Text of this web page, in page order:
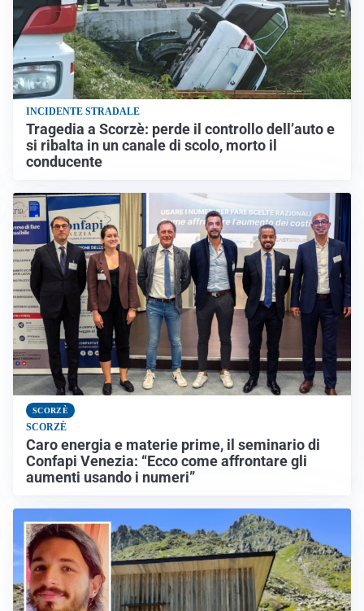
INCIDENTE STRADALE
Tragedia a Scorzè: perde il controllo dell’auto e
si ribalta in un canale di scolo, morto il
conducente
SCORZÈ
SCORZÈ
Caro energia e materie prime, il seminario di
Confapi Venezia: “Ecco come affrontare gli
aumenti usando i numeri”